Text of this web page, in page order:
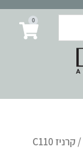
0
/ קרניז C110